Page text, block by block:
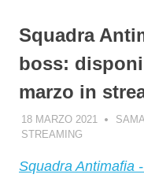
Squadra
boss:
marzo in
18 MARZO 2021
STREAMING
Squadra Antimafia